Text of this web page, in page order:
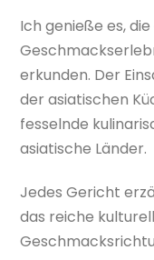
Ich genieße es,
erkunden. Der
der asiatischen
fesselnde
asiatische Länder.
Jedes Gericht
das reiche